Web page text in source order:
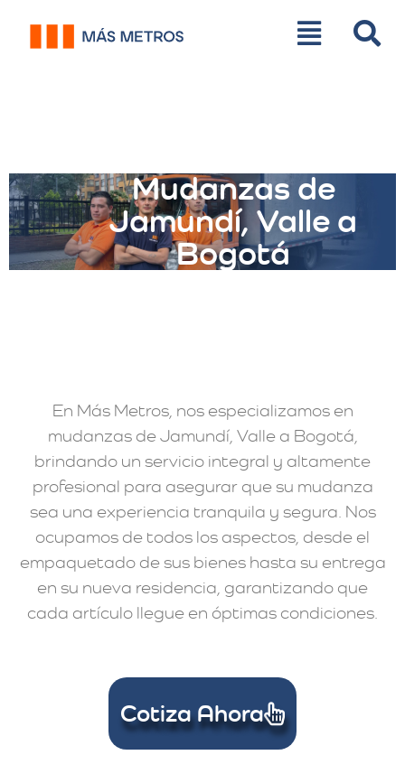
Mudanzas de
Jamundí, Valle a
Bogotá
En Más Metros, nos especializamos en
mudanzas de Jamundí, Valle a Bogotá,
brindando un servicio integral y altamente
profesional para asegurar que su mudanza
sea una experiencia tranquila y segura. Nos
ocupamos de todos los aspectos, desde el
empaquetado de sus bienes hasta su entrega
en su nueva residencia, garantizando que
cada artículo llegue en óptimas condiciones.
Cotiza Ahora